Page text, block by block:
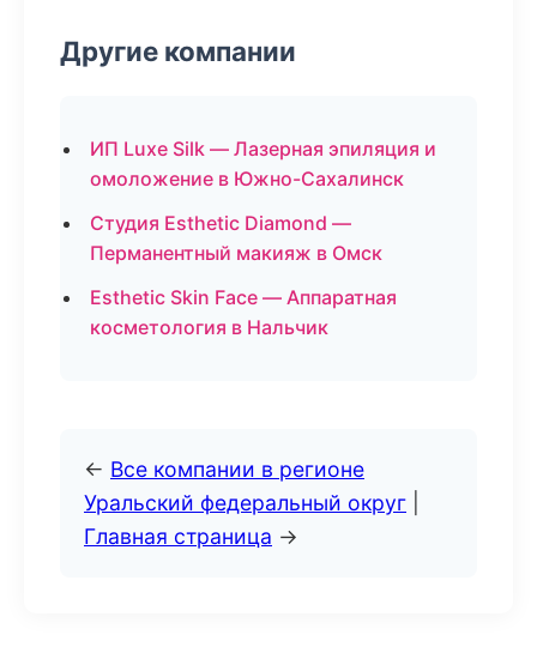
Другие компании
ИП Luxe Silk — Лазерная эпиляция и
омоложение в Южно-Сахалинск
Студия Esthetic Diamond —
Перманентный макияж в Омск
Esthetic Skin Face — Аппаратная
косметология в Нальчик
← Все компании в регионе
Уральский федеральный округ
Главная страница →